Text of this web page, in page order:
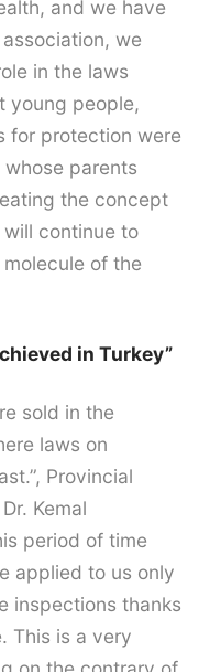
and we have
we
in the laws
young people,
for protection were
parents
the concept
continue to
of the
in Turkey”
sold in the
laws on
Provincial
Kemal
period of time
applied to us only
inspections thanks
This is a very